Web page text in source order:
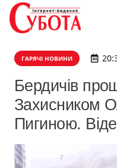
ГАРЯЧІ НОВИНИ
Бердичів
Захисником
Пигиною.